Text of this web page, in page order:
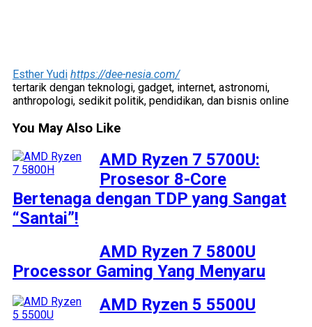
Esther Yudi https://dee-nesia.com/
tertarik dengan teknologi, gadget, internet, astronomi,
anthropologi, sedikit politik, pendidikan, dan bisnis online
You May Also Like
AMD Ryzen 7 5700U:
Prosesor 8-Core
Bertenaga dengan TDP yang Sangat
“Santai”!
AMD Ryzen 7 5800U
Processor Gaming Yang Menyaru
AMD Ryzen 5 5500U